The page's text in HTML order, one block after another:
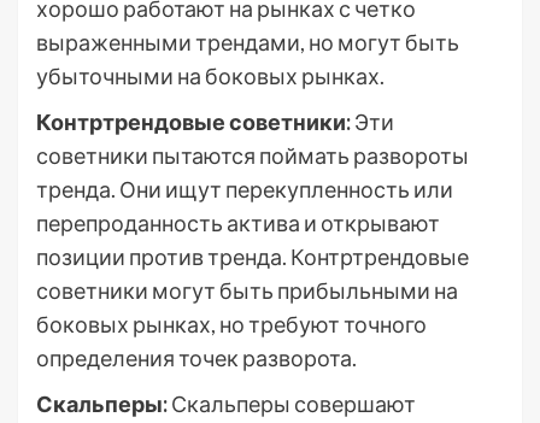
хорошо работают на рынках с четко
выраженными трендами, но могут быть
убыточными на боковых рынках.
Контртрендовые советники:Эти
советники пытаются поймать развороты
тренда. Они ищут перекупленность или
перепроданность актива и открывают
позиции против тренда. Контртрендовые
советники могут быть прибыльными на
боковых рынках, но требуют точного
определения точек разворота.
Скальперы:Скальперы совершают